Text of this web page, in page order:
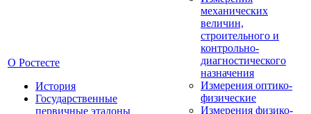
О Ростесте
История
Государственные
первичные эталоны
механических
величин,
строительного и
контрольно-
диагностического
назначения
Измерения оптико-
физические
Измерения физико-